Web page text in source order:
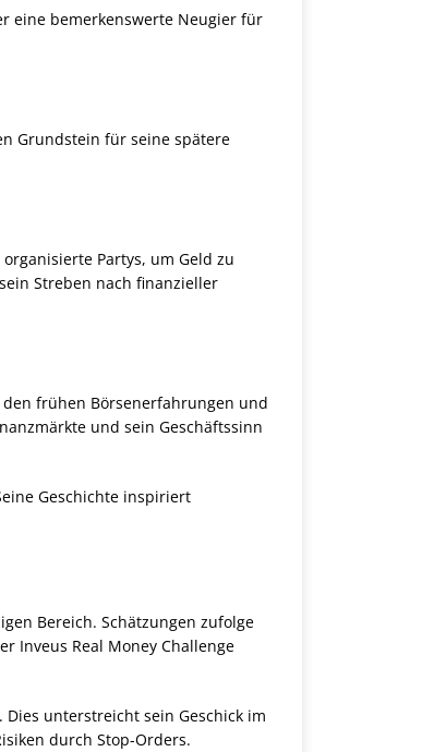
eine bemerkenswerte Neugier für
Grundstein für seine spätere
Partys, um Geld zu
Streben nach finanzieller
frühen Börsenerfahrungen und
und sein Geschäftssinn
Geschichte inspiriert
Bereich. Schätzungen zufolge
Inveus Real Money Challenge
unterstreicht sein Geschick im
durch Stop-Orders.